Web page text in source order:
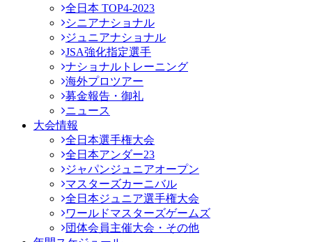
全日本 TOP4-2023
シニアナショナル
ジュニアナショナル
JSA強化指定選手
ナショナルトレーニング
海外プロツアー
募金報告・御礼
ニュース
大会情報
全日本選手権大会
全日本アンダー23
ジャパンジュニアオープン
マスターズカーニバル
全日本ジュニア選手権大会
ワールドマスターズゲームズ
団体会員主催大会・その他